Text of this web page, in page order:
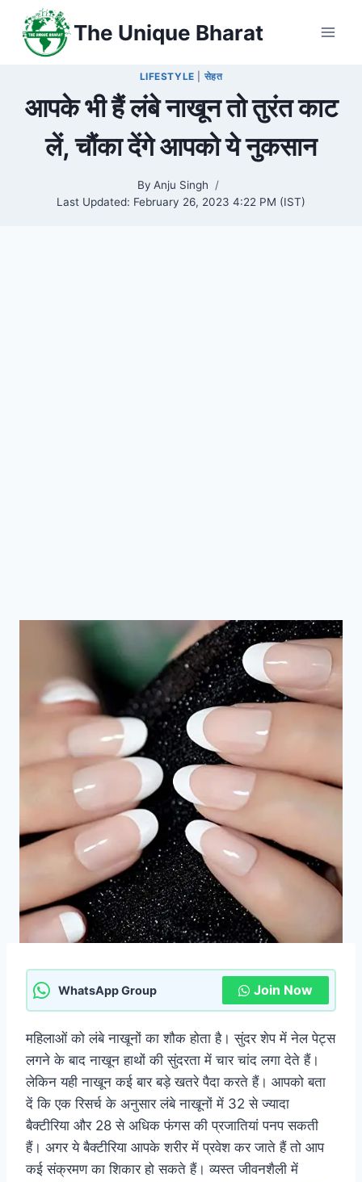
content
The Unique Bharat
LIFESTYLE सेहत
आपके भी हैं लंबे नाखून तो तुरंत काट
लें, चौंका देंगे आपको ये नुकसान
By Anju Singh
Last Updated: February 26, 2023 4:22 PM (IST)
WhatsApp Group Join Now
महिलाओं को लंबे नाखूनों का शौक होता है। सुंदर शेप में नेल पेट्स
लगने के बाद नाखून हाथों की सुंदरता में चार चांद लगा देते हैं।
लेकिन यही नाखून कई बार बड़े खतरे पैदा करते हैं। आपको बता
दें कि एक रिसर्च के अनुसार लंबे नाखूनों में 32 से ज्यादा
बैक्टीरिया और 28 से अधिक फंगस की प्रजातियां पनप सकती
हैं। अगर ये बैक्टीरिया आपके शरीर में प्रवेश कर जाते हैं तो आप
कई संक्रमण का शिकार हो सकते हैं। व्यस्त जीवनशैली में